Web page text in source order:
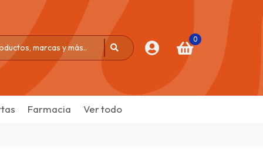
0
Farmacia Ver todo